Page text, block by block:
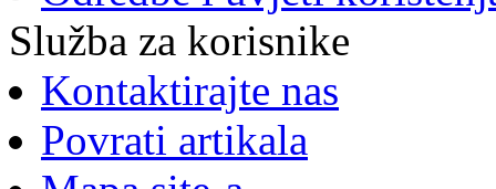
Služba za korisnike
Kontaktirajte nas
Povrati artikala